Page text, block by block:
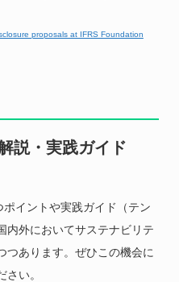
proposals at IFRS Foundation
説・実践ガイド
イントや実践ガイド（テン
内外においてサステナビリテ
つあります。ぜひこの機会に
い。